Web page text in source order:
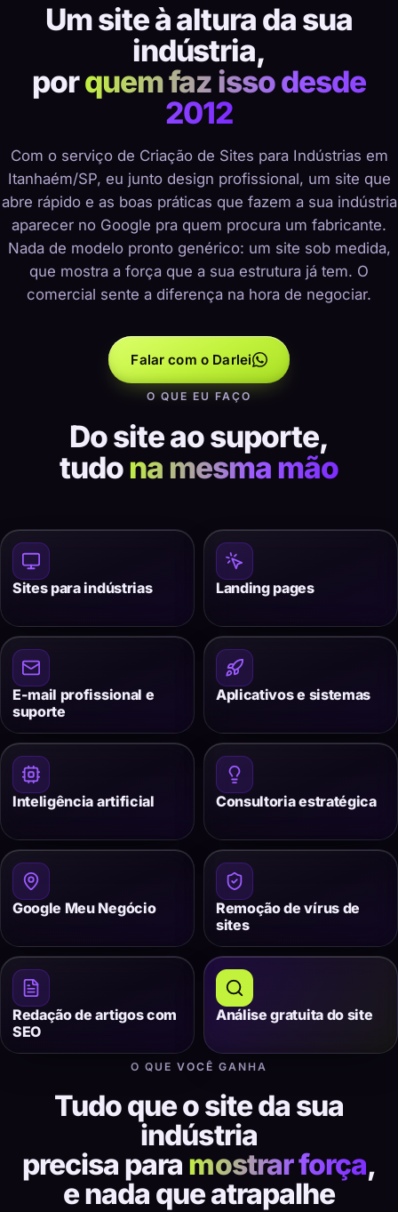
Um site à altura da sua
indústria,
porquem faz isso desde
2012
Com o serviço de Criação de Sites para Indústrias em
Itanhaém/SP, eu junto design profissional, um site que
abre rápido e as boas práticas que fazem a sua indústria
aparecer no Google pra quem procura um fabricante.
Nada de modelo pronto genérico: um site sob medida,
que mostra a força que a sua estrutura já tem. O
comercial sente a diferença na hora de negociar.
Falar com o Darlei
O QUE EU FAÇO
Do site ao suporte,
tudona mesma mão
Sites para indústrias Landing pages
E-mail profissional e
suporte
Aplicativos e sistemas
Inteligência artificial Consultoria estratégica
Google Meu Negócio
Remoção de vírus de
sites
Redação de artigos com
SEO
Análise gratuita do site
O QUE VOCÊ GANHA
Tudo que o site da sua
indústria
precisa para mostrar força,
e nada que atrapalhe